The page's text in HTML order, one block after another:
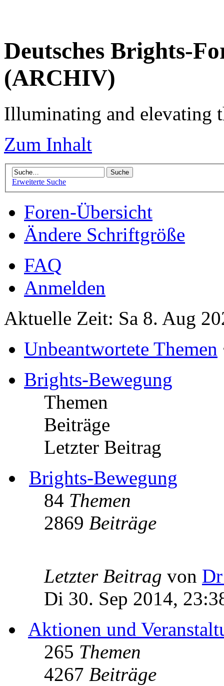
Deutsches Brights-
(ARCHIV)
Illuminating and elevating
Zum Inhalt
Erweiterte Suche
Foren-Übersicht
Ändere Schriftgröße
FAQ
Anmelden
Aktuelle Zeit: Sa 8. Aug
Unbeantwortete Themen
Brights-Bewegung
Themen
Beiträge
Letzter Beitrag
Brights-Bewegung
84 Themen
2869 Beiträge
Letzter Beitrag von
Di 30. Sep 2014,
Aktionen und
265 Themen
4267 Beiträge